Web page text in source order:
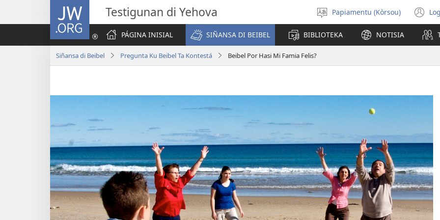
JW.ORG Testigunan di Yehova
Skohe
Idioma
Papiamentu (Kòrsou)
PÁGINA INISIAL
SIÑANSA DI BEIBEL BIBLIOTEKA NOTISIA
Siñansa di Beibel Pregunta Ku Beibel Ta Kontestá Beibel Por Hasi Mi Famia Felis?